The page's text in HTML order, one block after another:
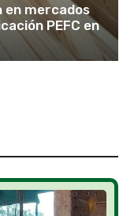
en mercados
PEFC en